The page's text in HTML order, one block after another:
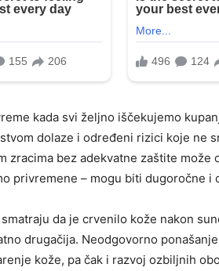
kada svi željno iščekujemo
dolaze i određeni rizici koje ne
zracima bez adekvatne zaštite
privremene – mogu biti dugoročne i
da je crvenilo kože nakon
drugačija. Neodgovorno
kože, pa čak i razvoj ozbiljnih